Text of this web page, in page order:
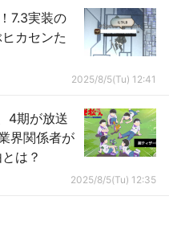
7.3実装の
カセンた
2025/8/5(Tu) 12:41
4期が放送
界関係者が
は？
2025/8/5(Tu) 12:35